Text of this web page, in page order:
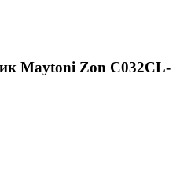
Maytoni Zon C032CL-